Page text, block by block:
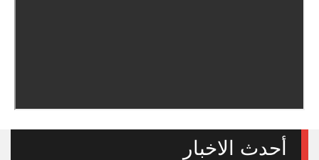
أحدث الاخبار